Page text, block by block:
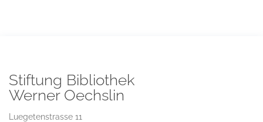
Stiftung Bibliothek
Werner Oechslin
Luegetenstrasse 11